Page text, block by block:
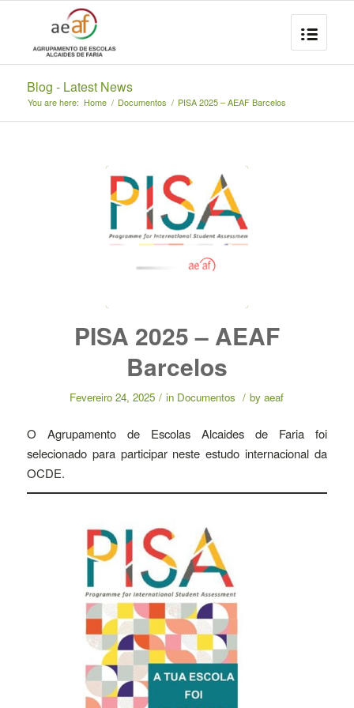
Blog - Latest News
You are here: Home / Documentos / PISA 2025 – AEAF Barcelos
PISA 2025 – AEAF
Barcelos
Fevereiro 24, 2025 / in Documentos / byaeaf
O Agrupamento de Escolas Alcaides de Faria foi
selecionado para participar neste estudo internacional da
OCDE.